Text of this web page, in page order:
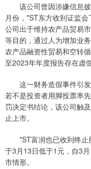
该公司曾因涉嫌信息披
月份，*ST东方收到证监
公司出于维持农产品贸易
等目的，通过人为增加业
农产品融资性贸易和空转
至2023年年度报告存在虚假
这一财务造假事件引发
若不是投资者用脚投票率
罚决定书结论，该公司触
止上市。
*ST富润也已收到终止
于3月13日低于1元，自3
市情形。